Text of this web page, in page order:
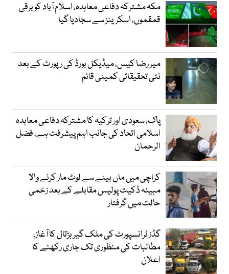
مکہ مشترکہ دفاعی معاہدہ، اسلام آباد کو برقی
قمقموں، اسکرینز سے سجادیا گیا
میر رضا کیس، میڈیکل بورڈ کی رپورٹ کے بعد
نئی تحقیقاتی کمیٹی قائم
پاک، سعودی اور ترکیہ کا مشترکہ دفاعی معاہدہ
اسلامی اتحاد کی جانب اہم پیشرفت ہے، فضل
الرحمان
کراچی میں ماں بیٹے سے لوٹ مار کرنے والا
مبینہ ڈکیت پولیس مقابلے کے بعد زخمی
حالت میں گرفتار
گڈز ٹرانسپورٹ کی ملک گیر ہڑتال کا آغاز،
مطالبات کی منظوری تک جاری رکھنے کا
اعلان